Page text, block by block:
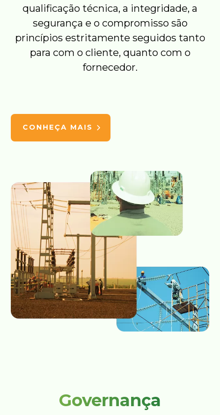
qualificação técnica, a integridade, a
segurança e o compromisso são
princípios estritamente seguidos tanto
para com o cliente, quanto com o
fornecedor.
CONHEÇA MAIS
Governança